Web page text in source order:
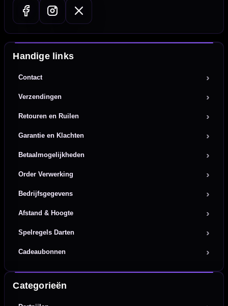
Handige links
Contact
Verzendingen
Retouren en Ruilen
Garantie en Klachten
Betaalmogelijkheden
Order Verwerking
Bedrijfsgegevens
Afstand & Hoogte
Spelregels Darten
Cadeaubonnen
Categorieën